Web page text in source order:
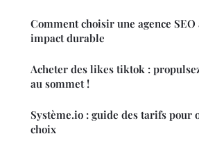
Comment choisir une agence
impact durable
Acheter des likes tiktok :
au sommet !
Système.io : guide des tarifs pour
choix